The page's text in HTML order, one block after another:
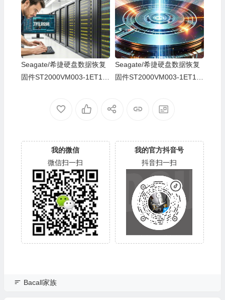
0全套
全套
Seagate/希捷硬盘数据恢复
固件ST2000VM003-1ET16
Seagate/希捷硬盘数据恢复
固件ST2000VM003-1ET16
我的微信
微信扫一扫
我的官方抖音号
抖音扫一扫
Bacall家族